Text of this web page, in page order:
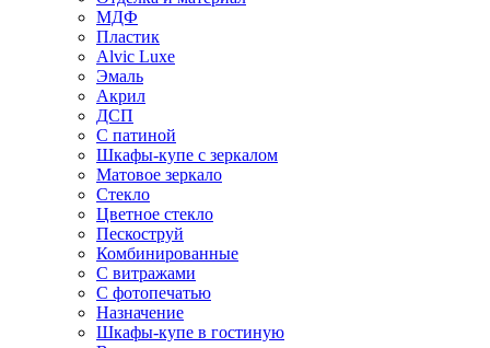
МДФ
Пластик
Alvic Luxe
Эмаль
Акрил
ДСП
С патиной
Шкафы-купе с зеркалом
Матовое зеркало
Стекло
Цветное стекло
Пескоструй
Комбинированные
С витражами
С фотопечатью
Назначение
Шкафы-купе в гостиную